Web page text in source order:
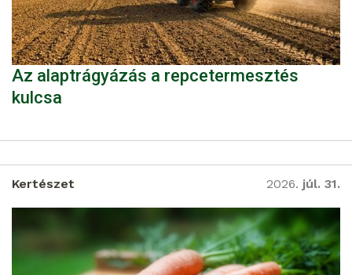
Az alaptrágyázás a repcetermesztés
kulcsa
Kertészet 2026. júl. 31.